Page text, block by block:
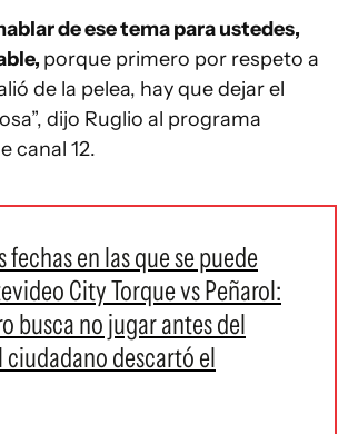
de ese tema para ustedes,
porque primero por respeto a
de la pelea, hay que dejar el
dijo Ruglio al programa
canal 12.
fechas en las que se puede
City Torque vs Peñarol:
busca no jugar antes del
ciudadano descartó el